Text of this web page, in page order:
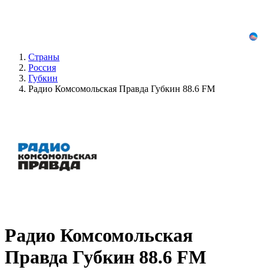
Страны
Россия
Губкин
Радио Комсомольская Правда Губкин 88.6 FM
Радио Комсомольская
Правда Губкин 88.6 FM